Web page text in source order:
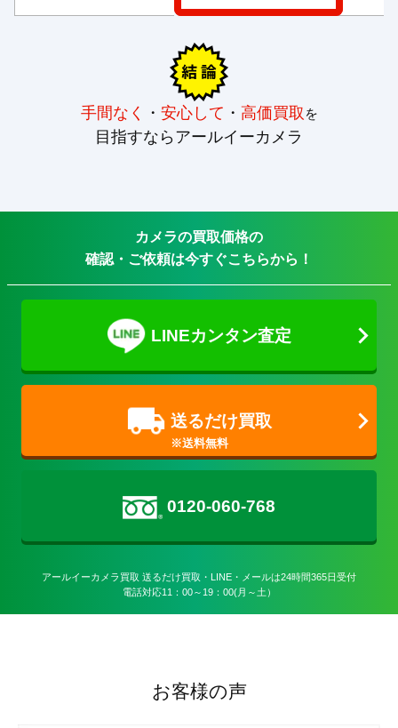
手間なく ・ 安心して ・ 高価買取 を
目指すならアールイーカメラ
カメラの買取価格の
確認・ご依頼は今すぐこちらから！
LINEカンタン査定
送るだけ買取
0120-060-768
アールイーカメラ買取 送るだけ買取・LINE・メールは24時間365日受付
電話対応11：00～19：00(月～土）
お客様の声